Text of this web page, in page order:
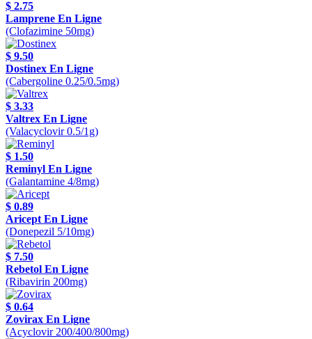
$ 2.75
Lamprene En Ligne
(Clofazimine 50mg)
$ 9.50
Dostinex En Ligne
(Cabergoline 0.25/0.5mg)
$ 3.33
Valtrex En Ligne
(Valacyclovir 0.5/1g)
$ 1.50
Reminyl En Ligne
(Galantamine 4/8mg)
$ 0.89
Aricept En Ligne
(Donepezil 5/10mg)
$ 7.50
Rebetol En Ligne
(Ribavirin 200mg)
$ 0.64
Zovirax En Ligne
(Acyclovir 200/400/800mg)